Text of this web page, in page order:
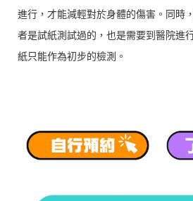
進行，才能減輕對於身體的傷害。同時
者是試紙測試過的，也是需要到醫院進
紙只能作為初步的檢測。